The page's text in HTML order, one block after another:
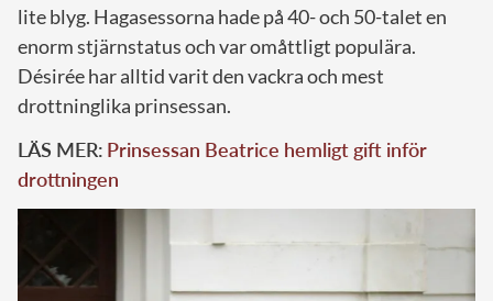
lite blyg. Hagasessorna hade på 40- och 50-talet en
enorm stjärnstatus och var omåttligt populära.
Désirée har alltid varit den vackra och mest
drottninglika prinsessan.
LÄS MER: Prinsessan Beatrice hemligt gift inför
drottningen